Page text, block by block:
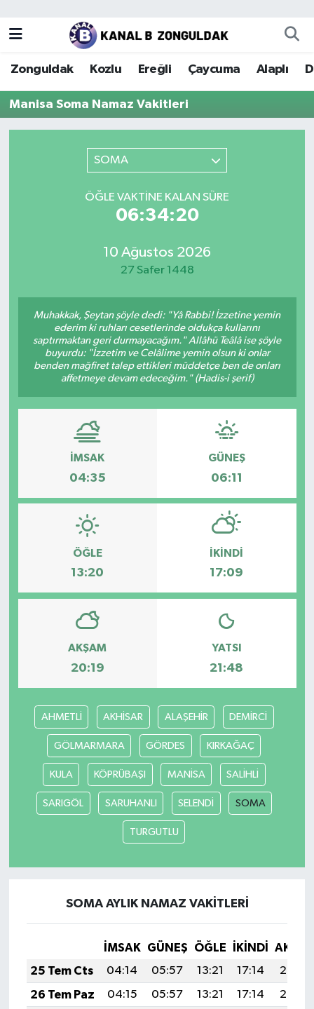
Zonguldak Kozlu Ereğli Çaycuma Alaplı
Manisa Soma Namaz Vakitleri
SOMA
ÖĞLE VAKTINE KALAN SÜRE
06:34:20
10 Ağustos 2026
27 Safer 1448
Muhakkak, Şeytan şöyle dedi: "Yâ Rabbi! İzzetine yemin
ederim ki ruhları cesetlerinde oldukça kullarını
saptırmaktan geri durmayacağım." Allâhü Teâlâ ise şöyle
buyurdu: "İzzetim ve Celâlime yemin olsun ki onlar
benden mağfiret talep ettikleri müddetçe ben de onları
affetmeye devam edeceğim." (Hadis-i şerif)
İMSAK
04:35
GÜNEŞ
06:11
ÖĞLE
13:20
İKINDI
17:09
AKŞAM
20:19
YATSI
21:48
AHMETLİ AKHİSAR ALAŞEHİR DEMİRCİ
GÖLMARMARA GÖRDES KIRKAĞAÇ
KULA KÖPRÜBAŞI MANİSA SALİHLİ
SARIGÖL SARUHANLI SELENDİ SOMA
TURGUTLU
SOMA AYLIK NAMAZ VAKITLERI
İMSAK GÜNEŞ ÖĞLE İKINDI
25 Tem Cts
04:14 05:57 13:21 17:14
20:36
26 Tem Paz
04:15 05:57 13:21 17:14
20:35
Zonguldak
Kozlu
Karabük
Spor
Ulusal
Zonguldak Nöbetçi Eczaneler
Zonguldak Hava Durumu
Puan Durumu ve Fikstür
Tüm Manşetler